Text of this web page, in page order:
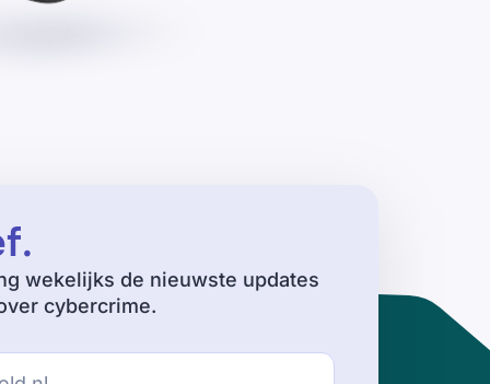
.
wekelijks de nieuwste updates
cybercrime.